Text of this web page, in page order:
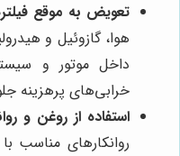
تعویض به موقع
هوا، گازوئیل و
داخل موتور و
خرابی‌های پرهزینه
استفاده از روغن و
روانکارهای